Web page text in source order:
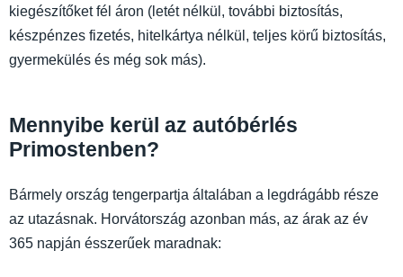
kiegészítőket fél áron (letét nélkül, további biztosítás,
készpénzes fizetés, hitelkártya nélkül, teljes körű biztosítás,
gyermekülés és még sok más).
Mennyibe kerül az autóbérlés
Primostenben?
Bármely ország tengerpartja általában a legdrágább része
az utazásnak. Horvátország azonban más, az árak az év
365 napján ésszerűek maradnak: